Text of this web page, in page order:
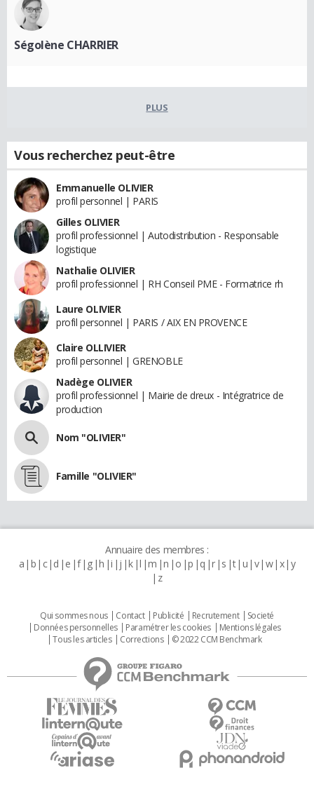
Ségolène CHARRIER
PLUS
Vous recherchez peut-être
Emmanuelle OLIVIER
profil personnel | PARIS
Gilles OLIVIER
profil professionnel | Autodistribution - Responsable
logistique
Nathalie OLIVIER
profil professionnel | RH Conseil PME - Formatrice rh
Laure OLIVIER
profil personnel | PARIS / AIX EN PROVENCE
Claire OLLIVIER
profil personnel | GRENOBLE
Nadège OLIVIER
profil professionnel | Mairie de dreux - Intégratrice de
production
Nom "OLIVIER"
Famille "OLIVIER"
Annuaire des membres :
a b c d e f g h i j k l m n o p q r s t u v w x y
z
Qui sommes nous Contact Publicité Recrutement
Societé
Données personnelles
Paramétrer les cookies
Mentions légales
Tous les articles
Corrections © 2022 CCM Benchmark